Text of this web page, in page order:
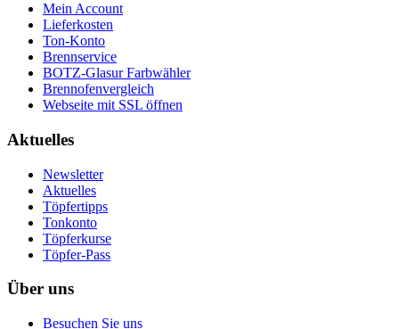
Mein Account
Lieferkosten
Ton-Konto
Brennservice
BOTZ-Glasur Farbwähler
Brennofenvergleich
Webseite mit SSL öffnen
Aktuelles
Newsletter
Aktuelles
Töpfertipps
Tonkonto
Töpferkurse
Töpfer-Pass
Über uns
Besuchen Sie uns